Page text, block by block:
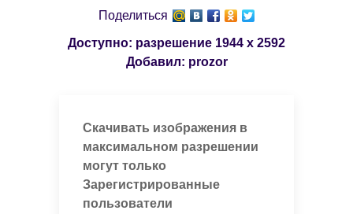
Поделиться
Доступно: разрешение 1944 x 2592
Добавил: prozor
Скачивать изображения в
максимальном разрешении
могут только
Зарегистрированные
пользователи